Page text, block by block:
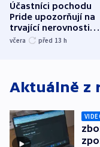
Účastníci pochodu
Pride upozorňují na
trvající nerovnosti i
společenskou
včera před 13 h
Aktuálně z